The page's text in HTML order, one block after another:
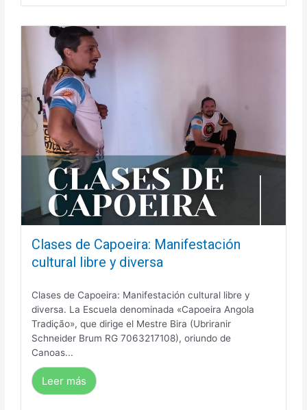
Clases de Capoeira: Manifestación
cultural libre y diversa
Clases de Capoeira: Manifestación cultural libre y
diversa. La Escuela denominada «Capoeira Angola
Tradição», que dirige el Mestre Bira (Ubriranir
Schneider Brum RG 7063217108), oriundo de
Canoas...
Leer más